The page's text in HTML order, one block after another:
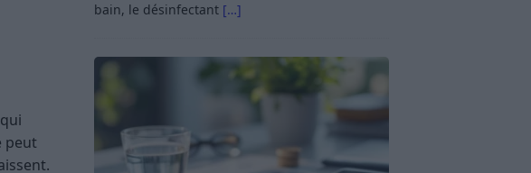
peut
bain, le désinfectant […]